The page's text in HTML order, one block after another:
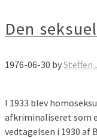
Den
1976-06-30 bySteffen
I 1933 blev
afkriminaliseret som
vedtagelsen i 1930 af